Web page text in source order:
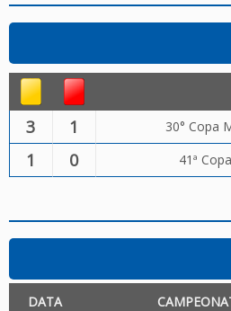
3 1 30° Copa
1 0 41ª
DATA